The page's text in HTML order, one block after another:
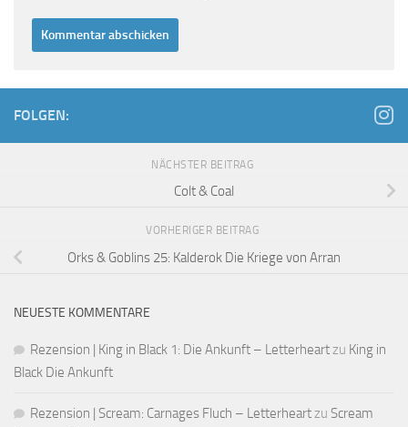
FOLGEN:
NÄCHSTER BEITRAG
Colt & Coal
VORHERIGER BEITRAG
Orks & Goblins 25: Kalderok Die Kriege von Arran
NEUESTE KOMMENTARE
Rezension | King in Black 1: Die Ankunft – Letterheartzu King in
Black Die Ankunft
Rezension | Scream: Carnages Fluch – Letterheartzu Scream